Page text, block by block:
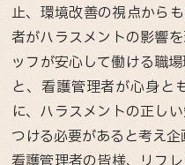
止、環境改善の視点から
者がハラスメントの影響
ッフが安心して働ける職
と、看護管理者が心身と
に、ハラスメントの正し
つける必要があると考え企